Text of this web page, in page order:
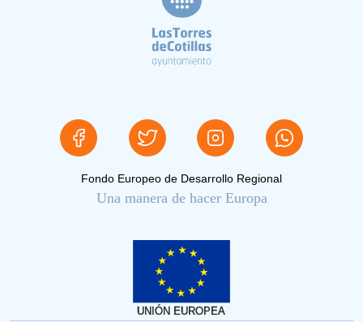
Fondo Europeo de Desarrollo Regional
Una manera de hacer Europa